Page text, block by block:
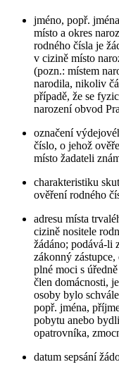
jméno, popř.
místo a okres
rodného čísla je
v cizině místo
(pozn.: místem
narodila, nikoliv
případě, že se
narození obvod
označení
číslo, o jehož
místo žadateli
charakteristiku
ověření rodného
adresu místa
cizině nositele
žádáno; podává-li
zákonný
plné moci s
člen domácnosti,
osoby bylo
popř. jména,
pobytu anebo
opatrovníka,
datum sepsání